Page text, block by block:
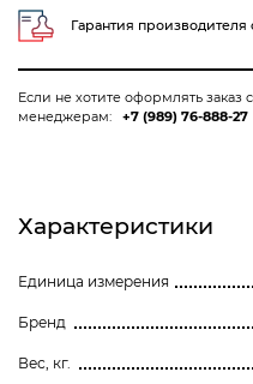
Гарантия производителя
Если не хотите оформлять заказ
менеджерам:
+7 (989) 76-888-27
Характеристики
Единица измерения
Бренд
Вес, кг.